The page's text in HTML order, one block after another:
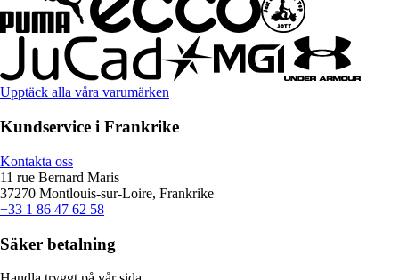
Upptäck alla våra varumärken
Kundservice i Frankrike
Kontakta oss
11 rue Bernard Maris
37270 Montlouis-sur-Loire, Frankrike
+33 1 86 47 62 58
Säker betalning